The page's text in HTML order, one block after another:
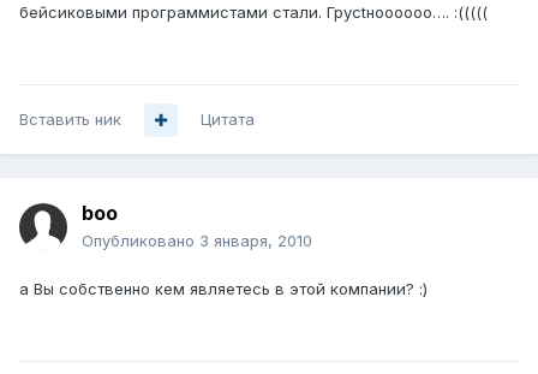
бейсиковыми программистами стали. Грусtноooooo…. :(((((
Вставить ник Цитата
boo
Опубликовано 3 января, 2010
а Вы собственно кем являетесь в этой компании? :)